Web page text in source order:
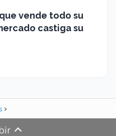
vende todo su
castiga su